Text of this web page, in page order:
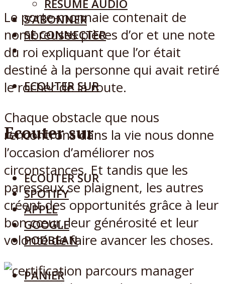
RÉSUMÉ AUDIO
S’ABONNER
SE CONNECTER
ECOUTER SUR
Ecouter sur
ECOUTER SUR
SPOTIFY
APPLE
GOOGLE
PODBEAN
PANIER
Le porte-monnaie contenait de
nombreuses pièces d’or et une note
du roi expliquant que l’or était
destiné à la personne qui avait retiré
le rocher de la route.
Chaque obstacle que nous
rencontrons dans la vie nous donne
l’occasion d’améliorer nos
circonstances. Et tandis que les
paresseux se plaignent, les autres
créent des opportunités grâce à leur
bon cœur, leur générosité et leur
volonté de faire avancer les choses.